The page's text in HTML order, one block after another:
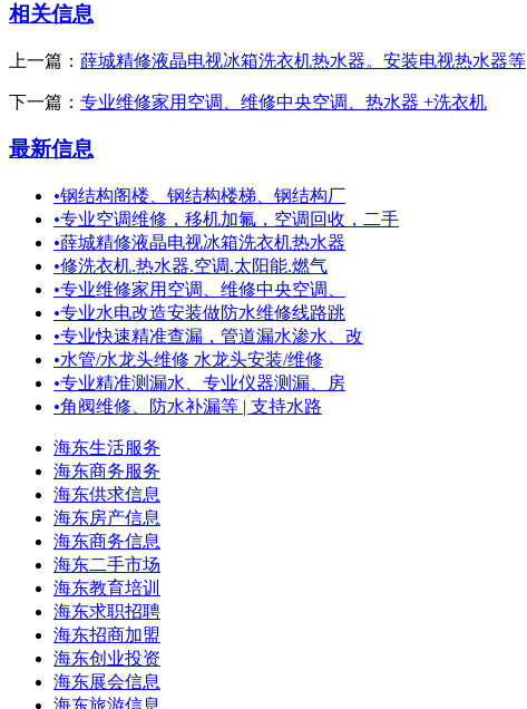
相关信息
上一篇： 薛城精修液晶电视冰箱洗衣机热水器。安装电视热水器等
下一篇： 专业维修家用空调、维修中央空调、热水器 +洗衣机
最新信息
•钢结构阁楼、钢结构楼梯、钢结构厂
•专业空调维修，移机加氟，空调回收，二手
•薛城精修液晶电视冰箱洗衣机热水器
•修洗衣机.热水器.空调.太阳能.燃气
•专业维修家用空调、维修中央空调、
•专业水电改造安装做防水维修线路跳
•专业快速精准查漏，管道漏水渗水、改
•水管/水龙头维修 水龙头安装/维修
•专业精准测漏水、专业仪器测漏、房
•角阀维修、防水补漏等 | 支持水路
海东生活服务
海东商务服务
海东供求信息
海东房产信息
海东商务信息
海东二手市场
海东教育培训
海东求职招聘
海东招商加盟
海东创业投资
海东展会信息
海东旅游信息